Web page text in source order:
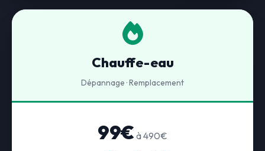
Chauffe-eau
Dépannage · Remplacement
99€ à 490€